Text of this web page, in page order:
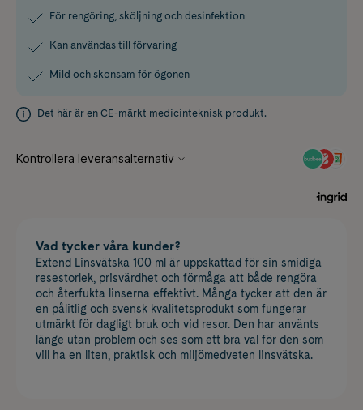
För rengöring, sköljning och desinfektion
Kan användas till förvaring
Mild och skonsam för ögonen
Det här är en CE-märkt medicinteknisk produkt.
Vad tycker våra kunder?
Extend Linsvätska 100 ml är uppskattad för sin smidiga
resestorlek, prisvärdhet och förmåga att både rengöra
och återfukta linserna effektivt. Många tycker att den är
en pålitlig och svensk kvalitetsprodukt som fungerar
utmärkt för dagligt bruk och vid resor. Den har använts
länge utan problem och ses som ett bra val för den som
vill ha en liten, praktisk och miljömedveten linsvätska.